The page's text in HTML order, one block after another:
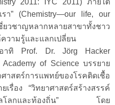
2011:
IYC 2011) ภายใต้
รา” (Chemistry—our life, our
ชี่ยวชาญหลากหลายสาขาทั้งชาว
วามรู้และแลกเปลี่ยน
อาทิ Prof. Dr. Jörg Hacker
of Science บรรยาย
าสตร์การแพทย์ของโรคติดเชื้อ
รื่อง “วิทยาศาสตร์สร้างสรรค์
วาลโลกและท้องถิ่น” โดย